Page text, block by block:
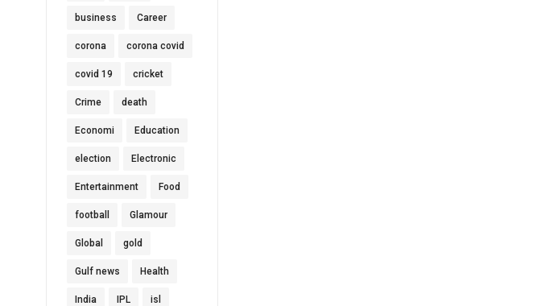
business Career
corona corona covid
covid 19 cricket
Crime death
Economi Education
election Electronic
Entertainment Food
football Glamour
Global gold
Gulf news Health
India IPL isl